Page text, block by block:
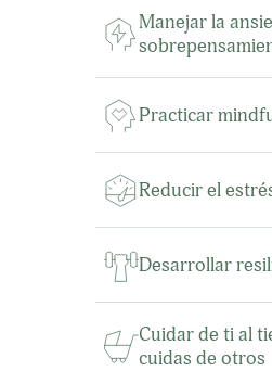
Manejar la
Practicar
Reducir el
Desarrollar
Cuidar de ti al
cuidas de otros